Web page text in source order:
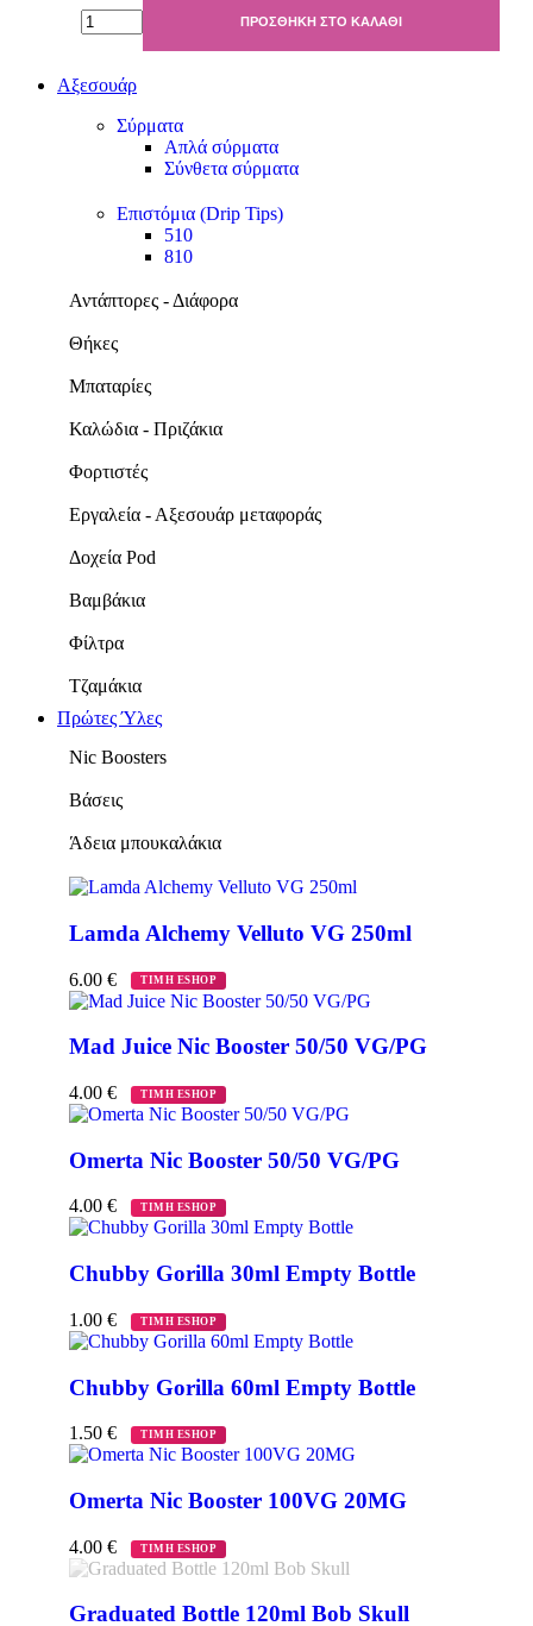
ΠΡΟΣΘΉΚΗ ΣΤΟ ΚΑΛΆΘΙ
Αξεσουάρ
Σύρματα
Απλά σύρματα
Σύνθετα σύρματα
Επιστόμια (Drip Tips)
510
810
Αντάπτορες - Διάφορα
Θήκες
Μπαταρίες
Καλώδια - Πριζάκια
Φορτιστές
Εργαλεία - Αξεσουάρ μεταφοράς
Δοχεία Pod
Βαμβάκια
Φίλτρα
Τζαμάκια
Πρώτες Ύλες
Νic Boosters
Βάσεις
Άδεια μπουκαλάκια
Lamda Alchemy Velluto VG 250ml
6.00 € ΤΙΜΗ ESHOP
Mad Juice Nic Booster 50/50 VG/PG
4.00 € ΤΙΜΗ ESHOP
Omerta Nic Booster 50/50 VG/PG
4.00 € ΤΙΜΗ ESHOP
Chubby Gorilla 30ml Empty Bottle
1.00 € ΤΙΜΗ ESHOP
Chubby Gorilla 60ml Empty Bottle
1.50 € ΤΙΜΗ ESHOP
Omerta Nic Booster 100VG 20MG
4.00 € ΤΙΜΗ ESHOP
Graduated Bottle 120ml Bob Skull